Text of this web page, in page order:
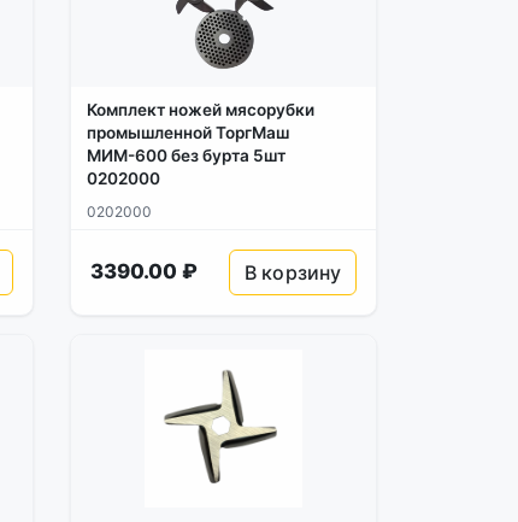
Комплект ножей мясорубки
промышленной ТоргМаш
МИМ-600 без бурта 5шт
0202000
0202000
3390.00 ₽ В корзину